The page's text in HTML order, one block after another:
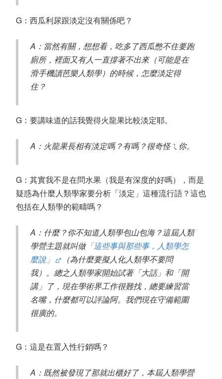
G：西瓜利尿跟淡定沒有關係吧？
A：當然有關，想想看，吃多了西瓜憋不住要跑
廁所，裡面又有人一直撐著不出來（可能是在
滑手機讀芭樂人類學）的時候，怎麼淡定得
住？
G：要講味道的話我覺得火龍果比較淡定耶。
A：火龍果長相有淡定嗎？有嗎？很奇怪ㄟ你。
G：其實我不是在問水果（我是有深度的好嗎），而是
疑惑為什麼人類學家要分析「淡定」這種流行語？這也
包括在人類學的範疇嗎？
A：什麼？你不知道人類學包山包海？這屆人類
學營主題就叫做「這些事與那些事，人類學怎
麼說」
（為什麼要擬人化人類學不要問
我）。總之人類學家開始試著「大話」和「開
講」了，現在學術界工作很難找，總要練習當
名嘴，什麼都可以評論阿。我們現在守備範圍
很廣的。
G：這是在置入性行銷嗎？
A：既然被發現了那就出櫃好了，本屆人類學營